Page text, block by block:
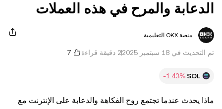
الدعابة والمرح في هذه العملات
منصة OKX التعليمية
تم التحديث في ‏18 سبتمبر 2025 2 دقيقة قراءة
SOL
ماذا يحدث عندما تجتمع روح الفكاهة والدعابة على الإنترنت مع